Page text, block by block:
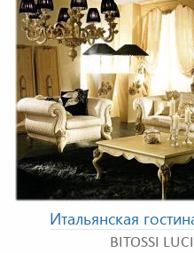
Итальянская
BITOSSI